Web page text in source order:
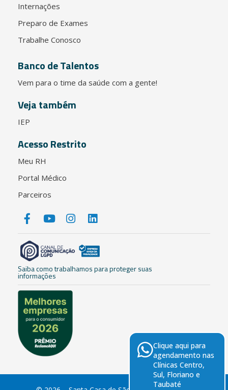
Internações
Preparo de Exames
Trabalhe Conosco
Banco de Talentos
Vem para o time da saúde com a gente!
Veja também
IEP
Acesso Restrito
Meu RH
Portal Médico
Parceiros
Saiba como trabalhamos para proteger suas
informações
Clique aqui para
agendamento nas
Clínicas Centro,
Sul, Floriano e
Taubaté